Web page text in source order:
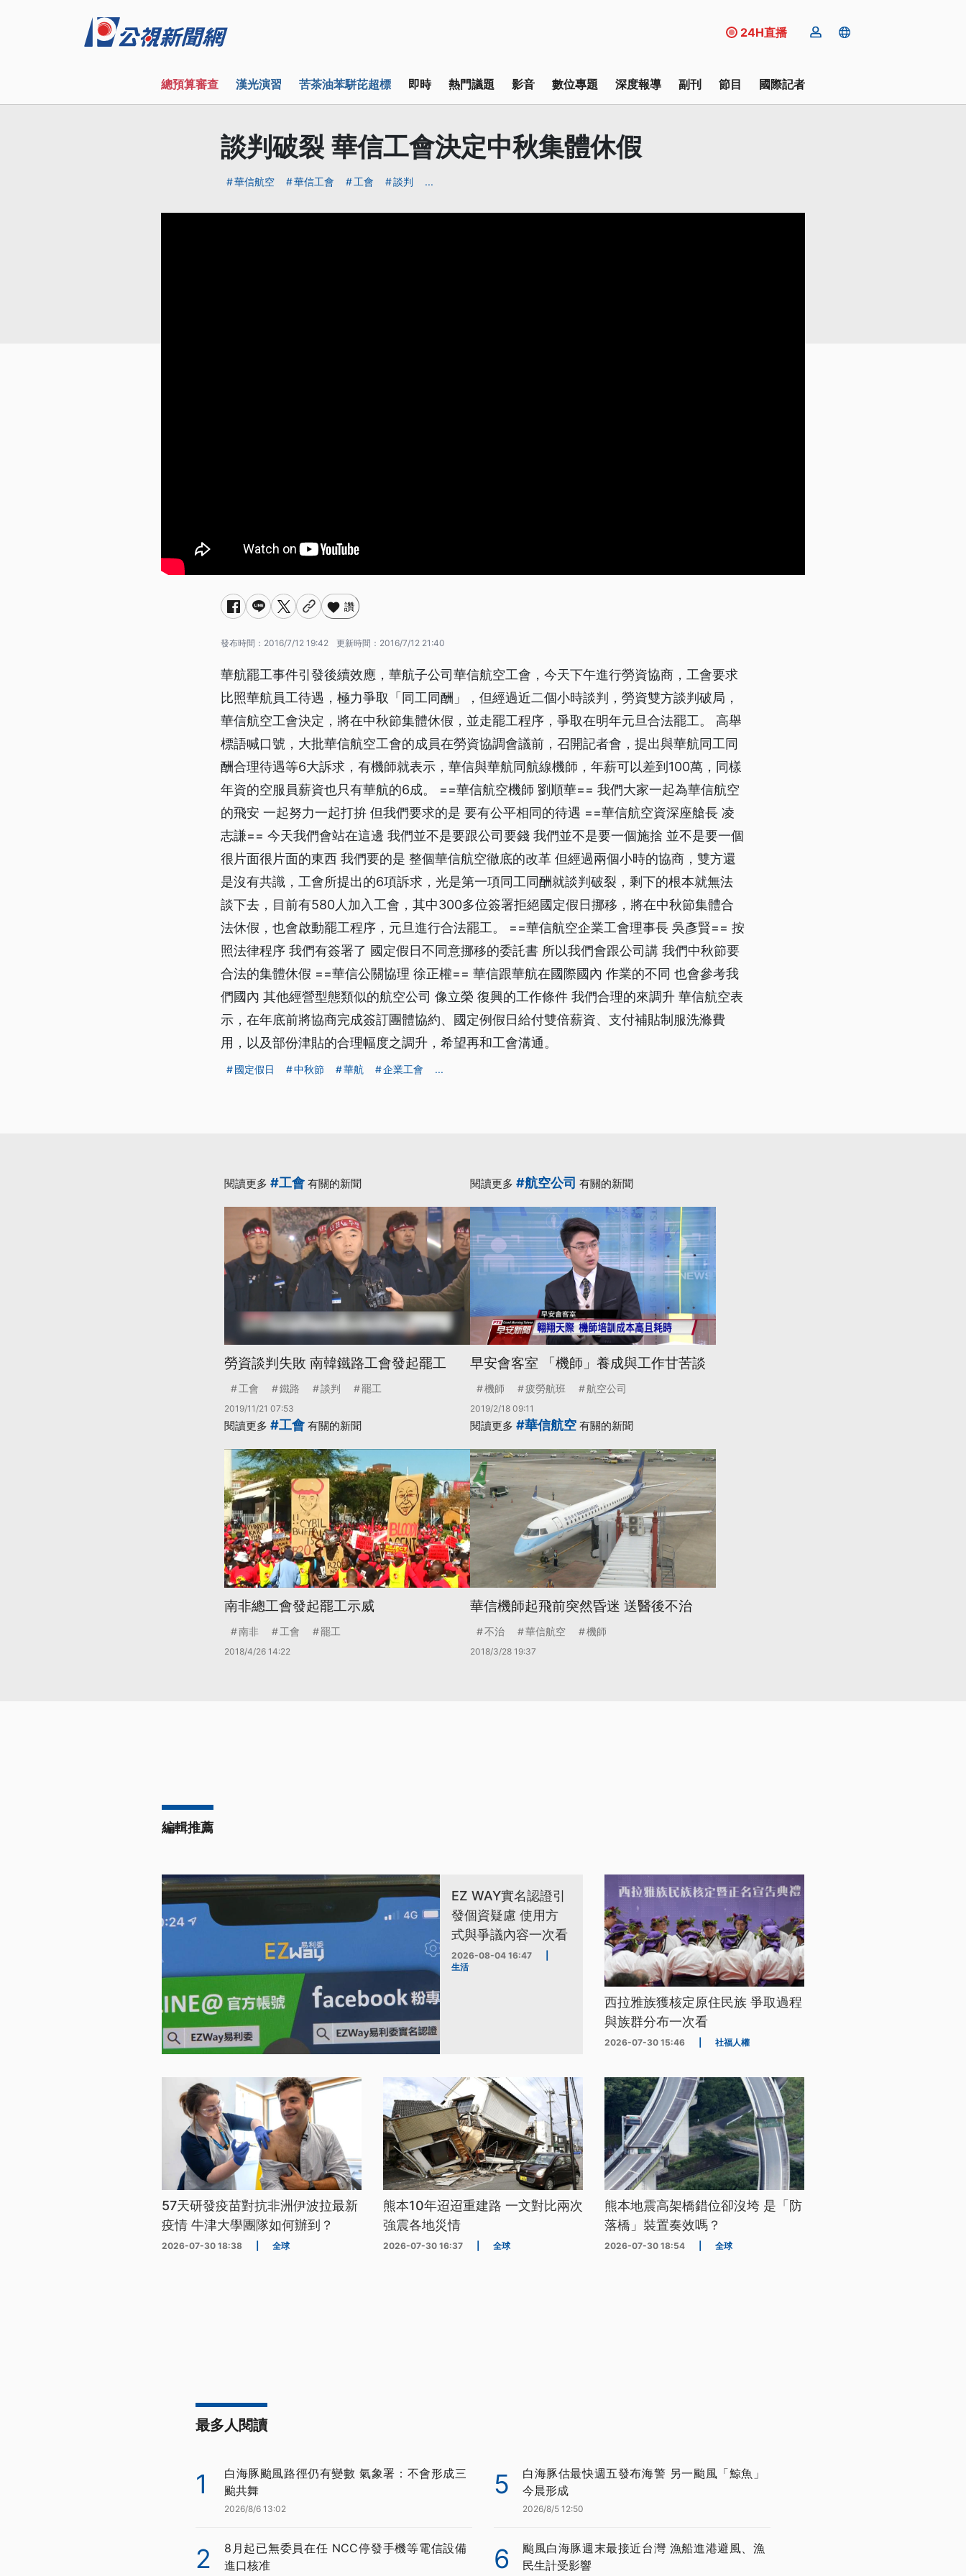
24H直播
總預算審查 漢光演習 苦茶油苯駢芘超標 即時 熱門議題 影音 數位專題 深度報導 副刊 節目 國際記者
談判破裂 華信工會決定中秋集體休假
華信航空 華信工會 工會 談判 ...
讚
發布時間： 2016/7/12 19:42 更新時間： 2016/7/12 21:40
華航罷工事件引發後續效應，華航子公司華信航空工會，今天下午進行勞資協商，工會要求
比照華航員工待遇，極力爭取「同工同酬」，但經過近二個小時談判，勞資雙方談判破局，
華信航空工會決定，將在中秋節集體休假，並走罷工程序，爭取在明年元旦合法罷工。 高舉
標語喊口號，大批華信航空工會的成員在勞資協調會議前，召開記者會，提出與華航同工同
酬合理待遇等6大訴求，有機師就表示，華信與華航同航線機師，年薪可以差到100萬，同樣
年資的空服員薪資也只有華航的6成。 ==華信航空機師 劉順華== 我們大家一起為華信航空
的飛安 一起努力一起打拚 但我們要求的是 要有公平相同的待遇 ==華信航空資深座艙長 凌
志謙== 今天我們會站在這邊 我們並不是要跟公司要錢 我們並不是要一個施捨 並不是要一個
很片面很片面的東西 我們要的是 整個華信航空徹底的改革 但經過兩個小時的協商，雙方還
是沒有共識，工會所提出的6項訴求，光是第一項同工同酬就談判破裂，剩下的根本就無法
談下去，目前有580人加入工會，其中300多位簽署拒絕國定假日挪移，將在中秋節集體合
法休假，也會啟動罷工程序，元旦進行合法罷工。 ==華信航空企業工會理事長 吳彥賢== 按
照法律程序 我們有簽署了 國定假日不同意挪移的委託書 所以我們會跟公司講 我們中秋節要
合法的集體休假 ==華信公關協理 徐正權== 華信跟華航在國際國內 作業的不同 也會參考我
們國內 其他經營型態類似的航空公司 像立榮 復興的工作條件 我們合理的來調升 華信航空表
示，在年底前將協商完成簽訂團體協約、國定例假日給付雙倍薪資、支付補貼制服洗滌費
用，以及部份津貼的合理幅度之調升，希望再和工會溝通。
國定假日 中秋節 華航 企業工會 ...
閱讀更多 #工會 有關的新聞
勞資談判失敗 南韓鐵路工會發起罷工
工會 鐵路 談判 罷工
2019/11/21 07:53
閱讀更多 #航空公司 有關的新聞
早安會客室 「機師」養成與工作甘苦談
機師 疲勞航班 航空公司
2019/2/18 09:11
閱讀更多 #工會 有關的新聞
南非總工會發起罷工示威
南非 工會 罷工
2018/4/26 14:22
閱讀更多 #華信航空 有關的新聞
華信機師起飛前突然昏迷 送醫後不治
不治 華信航空 機師
2018/3/28 19:37
編輯推薦
EZ WAY實名認證引
發個資疑慮 使用方
式與爭議內容一次看
2026-08-04 16:47
生活
西拉雅族獲核定原住民族 爭取過程
與族群分布一次看
2026-07-30 15:46 社福人權
57天研發疫苗對抗非洲伊波拉最新
疫情 牛津大學團隊如何辦到？
2026-07-30 18:38 全球
熊本10年迢迢重建路 一文對比兩次
強震各地災情
2026-07-30 16:37 全球
熊本地震高架橋錯位卻沒垮 是「防
落橋」裝置奏效嗎？
2026-07-30 18:54 全球
最多人閱讀
1
白海豚颱風路徑仍有變數 氣象署：不會形成三
颱共舞
2026/8/6 13:02
2
8月起已無委員在任 NCC停發手機等電信設備
進口核准
5
白海豚估最快週五發布海警 另一颱風「鯨魚」
今晨形成
2026/8/5 12:50
6
颱風白海豚週末最接近台灣 漁船進港避風、漁
民生計受影響